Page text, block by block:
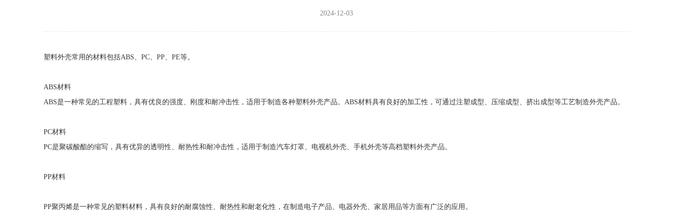
2024-12-03
塑料外壳常用的材料包括ABS、PC、PP、PE等。‌
ABS材料
ABS是一种常见的工程塑料，具有优良的强度、刚度和耐冲击性，适用于制造各种塑料外壳产品。ABS材料具有良好的加工性，可通过注塑成型、压缩成型、挤出成型等工艺制造外壳产品‌。
PC材料
PC是聚碳酸酯的缩写，具有优异的透明性、耐热性和耐冲击性，适用于制造汽车灯罩、电视机外壳、手机外壳等高档塑料外壳产品‌。
PP材料
PP聚丙烯是一种常见的塑料材料，具有良好的耐腐蚀性、耐热性和耐老化性，在制造电子产品、电器外壳、家居用品等方面有广泛的应用‌。